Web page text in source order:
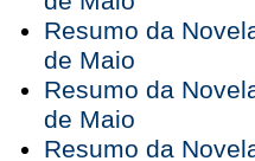
Resumo da
de Maio
Resumo da
de Maio
Resumo da